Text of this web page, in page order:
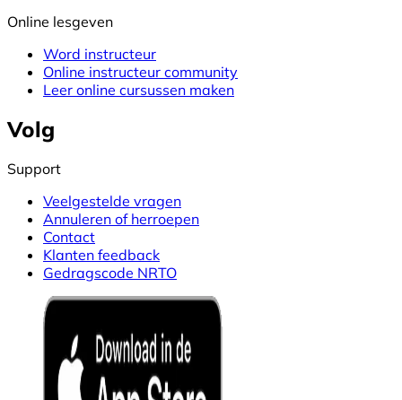
Online lesgeven
Word instructeur
Online instructeur community
Leer online cursussen maken
Volg
Support
Veelgestelde vragen
Annuleren of herroepen
Contact
Klanten feedback
Gedragscode NRTO